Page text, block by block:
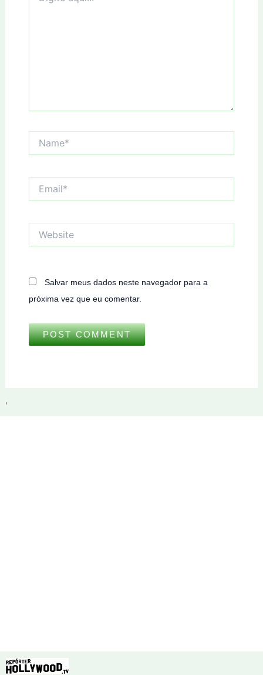
Salvar meus dados neste navegador para a
próxima vez que eu comentar.